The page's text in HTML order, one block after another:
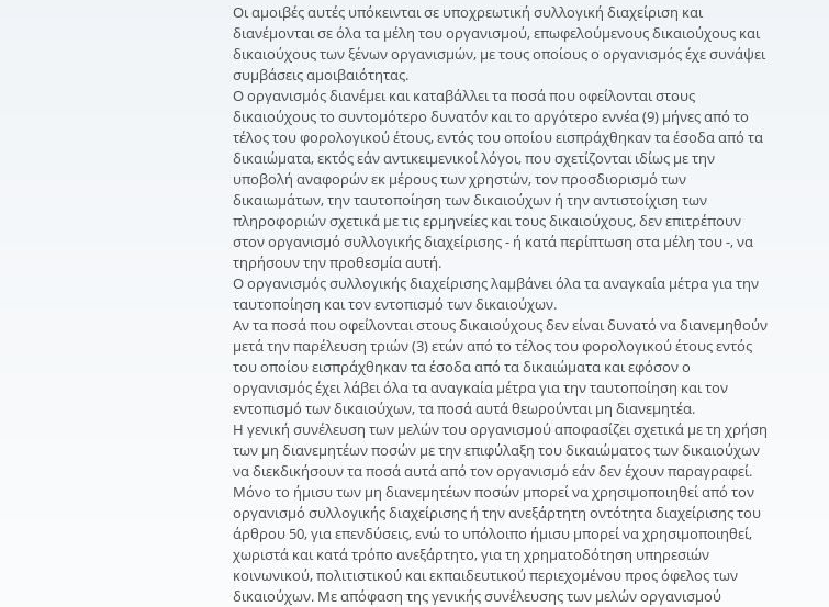
Οι αμοιβές αυτές υπόκεινται σε υποχρεωτική συλλογική διαχείριση και
διανέμονται σε όλα τα μέλη του οργανισμού, επωφελούμενους δικαιούχους και
δικαιούχους των ξένων οργανισμών, με τους οποίους ο οργανισμός έχε συνάψει
συμβάσεις αμοιβαιότητας.
O οργανισμός διανέμει και καταβάλλει τα ποσά που οφείλονται στους
δικαιούχους το συντομότερο δυνατόν και το αργότερο εννέα (9) μήνες από το
τέλος του φορολογικού έτους, εντός του οποίου εισπράχθηκαν τα έσοδα από τα
δικαιώματα, εκτός εάν αντικειμενικοί λόγοι, που σχετίζονται ιδίως με την
υποβολή αναφορών εκ μέρους των χρηστών, τον προσδιορισμό των
δικαιωμάτων, την ταυτοποίηση των δικαιούχων ή την αντιστοίχιση των
πληροφοριών σχετικά με τις ερμηνείες και τους δικαιούχους, δεν επιτρέπουν
στον οργανισμό συλλογικής διαχείρισης - ή κατά περίπτωση στα μέλη του -, να
τηρήσουν την προθεσμία αυτή.
Ο οργανισμός συλλογικής διαχείρισης λαμβάνει όλα τα αναγκαία μέτρα για την
ταυτοποίηση και τον εντοπισμό των δικαιούχων.
Αν τα ποσά που οφείλονται στους δικαιούχους δεν είναι δυνατό να διανεμηθούν
μετά την παρέλευση τριών (3) ετών από το τέλος του φορολογικού έτους εντός
του οποίου εισπράχθηκαν τα έσοδα από τα δικαιώματα και εφόσον ο
οργανισμός έχει λάβει όλα τα αναγκαία μέτρα για την ταυτοποίηση και τον
εντοπισμό των δικαιούχων, τα ποσά αυτά θεωρούνται μη διανεμητέα.
Η γενική συνέλευση των μελών του οργανισμού αποφασίζει σχετικά με τη χρήση
των μη διανεμητέων ποσών με την επιφύλαξη του δικαιώματος των δικαιούχων
να διεκδικήσουν τα ποσά αυτά από τον οργανισμό εάν δεν έχουν παραγραφεί.
Μόνο το ήμισυ των μη διανεμητέων ποσών μπορεί να χρησιμοποιηθεί από τον
οργανισμό συλλογικής διαχείρισης ή την ανεξάρτητη οντότητα διαχείρισης του
άρθρου 50, για επενδύσεις, ενώ το υπόλοιπο ήμισυ μπορεί να χρησιμοποιηθεί,
χωριστά και κατά τρόπο ανεξάρτητο, για τη χρηματοδότηση υπηρεσιών
κοινωνικού, πολιτιστικού και εκπαιδευτικού περιεχομένου προς όφελος των
δικαιούχων. Με απόφαση της γενικής συνέλευσης των μελών οργανισμού